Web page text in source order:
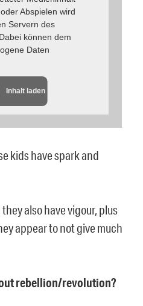
Abspielen wird
Servern des
können dem
Daten
Inhalt laden
kids have spark and
also have vigour, plus
appear to not give much
rebellion/revolution?